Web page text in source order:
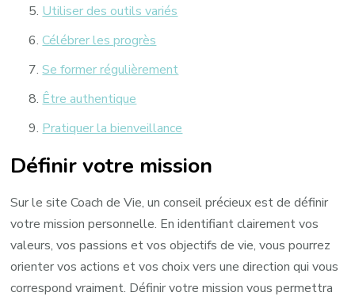
Utiliser des outils variés
Célébrer les progrès
Se former régulièrement
Être authentique
Pratiquer la bienveillance
Définir votre mission
Sur le site Coach de Vie, un conseil précieux est de définir
votre mission personnelle. En identifiant clairement vos
valeurs, vos passions et vos objectifs de vie, vous pourrez
orienter vos actions et vos choix vers une direction qui vous
correspond vraiment. Définir votre mission vous permettra